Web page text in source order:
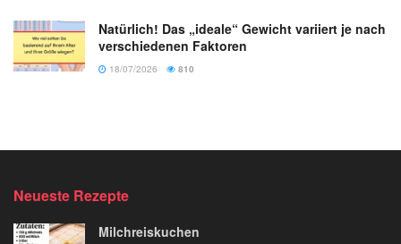
Natürlich! Das „ideale“ Gewicht variiert je nach
verschiedenen Faktoren
18/07/2026 810
Neueste Rezepte
Milchreiskuchen